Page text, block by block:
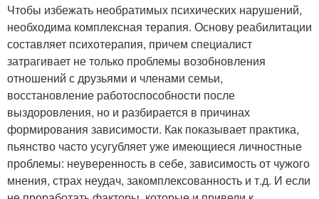
Чтобы избежать необратимых психических нарушений,
необходима комплексная терапия. Основу реабилитации
составляет психотерапия, причем специалист
затрагивает не только проблемы возобновления
отношений с друзьями и членами семьи,
восстановление работоспособности после
выздоровления, но и разбирается в причинах
формирования зависимости. Как показывает практика,
пьянство часто усугубляет уже имеющиеся личностные
проблемы: неуверенность в себе, зависимость от чужого
мнения, страх неудач, закомплексованность и т.д. И если